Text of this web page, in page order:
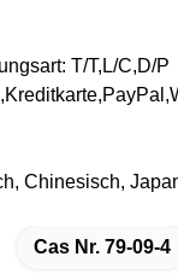
T/T,L/C,D/P
Chinesisch,
Cas Nr. 79-09-4